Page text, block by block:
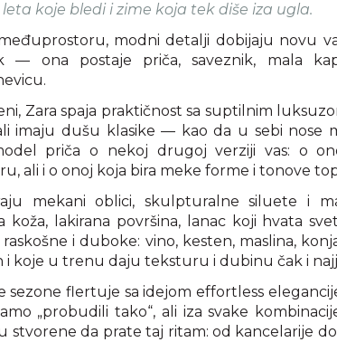
koje bledi i zime koja tek diše iza ugla.
modni detalji dobijaju novu
— ona postaje priča, saveznik, mala
Zara spaja praktičnost sa suptilnim
imaju dušu klasike — kao da u sebi nose
priča o nekoj drugoj verziji vas: o
ali i o onoj koja bira meke forme i tonove
mekani oblici, skulpturalne siluete i
koža, lakirana površina, lanac koji hvata
raskošne i duboke: vino, kesten, maslina,
i koje u trenu daju teksturu i dubinu čak i
sezone flertuje sa idejom effortless
„probudili tako“, ali iza svake
stvorene da prate taj ritam: od kancelarije